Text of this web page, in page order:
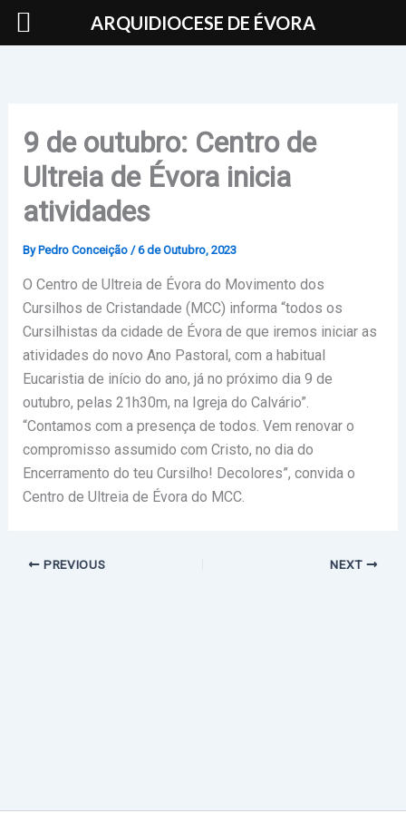
Skip
9 de outubro: Centro de
Ultreia de Évora inicia
atividades
By Pedro Conceição /6 de Outubro, 2023
O Centro de Ultreia de Évora do Movimento dos
Cursilhos de Cristandade (MCC) informa “todos os
Cursilhistas da cidade de Évora de que iremos iniciar as
atividades do novo Ano Pastoral, com a habitual
Eucaristia de início do ano, já no próximo dia 9 de
outubro, pelas 21h30m, na Igreja do Calvário”.
“Contamos com a presença de todos. Vem renovar o
compromisso assumido com Cristo, no dia do
Encerramento do teu Cursilho! Decolores”, convida o
Centro de Ultreia de Évora do MCC.
PREVIOUS NEXT
ARQUIDIOCESE DE ÉVORA